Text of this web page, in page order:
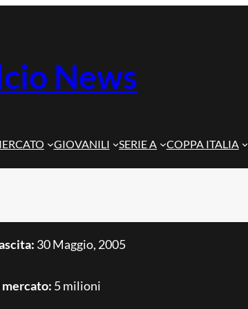
News
GIOVANILI SERIE A COPPA ITALIA
30 Maggio, 2005
5 milioni